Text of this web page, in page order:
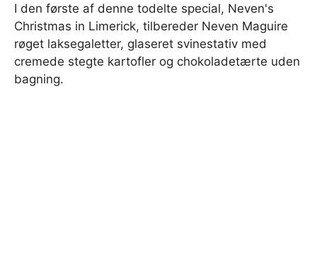
I den første af denne todelte special, Neven's
Christmas in Limerick, tilbereder Neven Maguire
røget laksegaletter, glaseret svinestativ med
cremede stegte kartofler og chokoladetærte uden
bagning.